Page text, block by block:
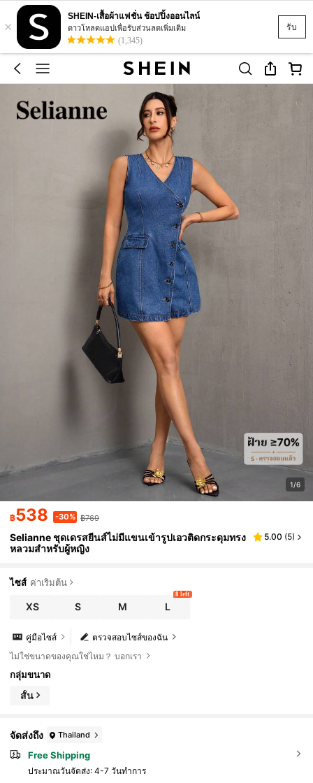
รับ
×
SHEIN-เสื้อผ้าแฟชั่น ช้อปปิ้งออนไลน์
ดาวโหลดแอปเพื่อรับส่วนลดเพิ่มเติม
(1,345)
1/6
฿538 -30% ฿769
Selianne ชุดเดรสยีนส์ไม่มีแขนเข้ารูปเอวติดกระดุมทรง
หลวมสำหรับผู้หญิง
5.00 (5)
ไซส์ ค่าเริ่มต้น
XS S M L
8 left
ตรวจสอบไซส์ของฉัน
คู่มือไซส์
ไม่ใช่ขนาดของคุณใช่ไหม？ บอกเรา
กลุ่มขนาด
สั้น
จัดส่งถึง Thailand
Free Shipping
ประมาณวันจัดส่ง: 4-7 วันทำการ